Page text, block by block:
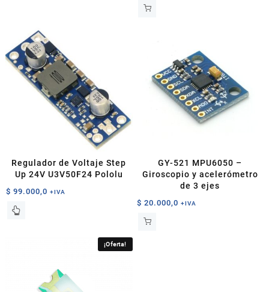
Regulador de Voltaje Step
Up 24V U3V50F24 Pololu
$ 99.000,0 +IVA
GY-521 MPU6050 –
Giroscopio y acelerómetro
de 3 ejes
$ 20.000,0 +IVA
¡Oferta!